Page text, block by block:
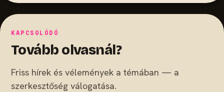
KAPCSOLÓDÓ
Tovább olvasnál?
Friss hírek és vélemények a témában — a
szerkesztőség válogatása.